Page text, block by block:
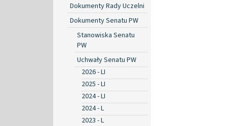
Dokumenty Rady Uczelni
Dokumenty Senatu PW
Stanowiska Senatu
PW
Uchwały Senatu PW
2026 - LI
2025 - LI
2024 - LI
2024 - L
2023 - L